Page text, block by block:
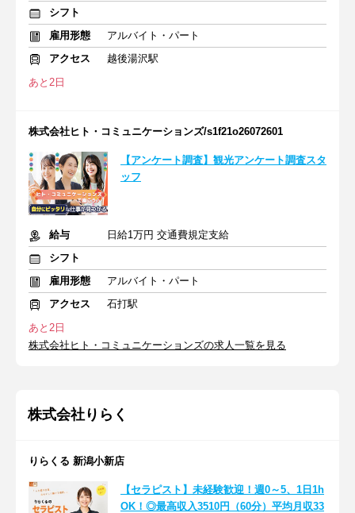
シフト
雇用形態
アルバイト・パート
アクセス
越後湯沢駅
あと2日
株式会社ヒト・コミュニケーションズ/s1f21o26072601
【アンケート調査】観光アンケート調査スタ
ッフ
給与
日給1万円 交通費規定支給
シフト
雇用形態
アルバイト・パート
アクセス
石打駅
あと2日
株式会社ヒト・コミュニケーションズの求人一覧を見る
株式会社りらく
りらくる 新潟小新店
【セラピスト】未経験歓迎！週0～5、1日1h
OK！◎最高収入3510円（60分）平均月収33